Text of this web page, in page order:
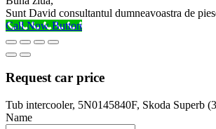
Sunt David consultantul dumneavoastra de
Call Now Button
Request car price
Tub intercooler, 5N0145840F, Skoda Superb
Name